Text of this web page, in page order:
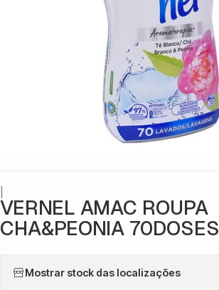
VERNEL AMAC ROUPA
CHA&PEONIA 70DOSES
Mostrar stock das localizações